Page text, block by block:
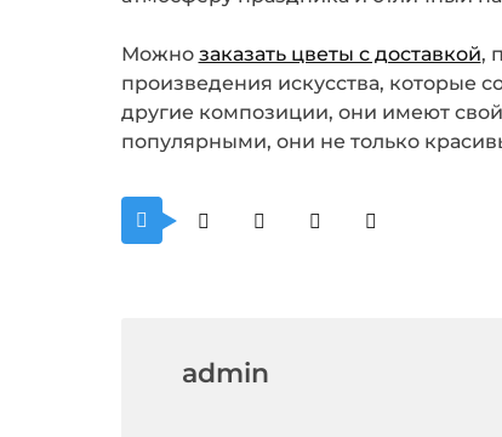
Можно заказать цветы с доставкой,
произведения искусства, которые
другие композиции, они имеют
популярными, они не только
admin